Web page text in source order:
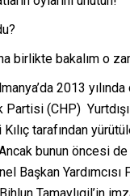
birlikte bakalım o
2013
Partisi (CHP)
tarafından
bunun öncesi de
Başkan
Tamaylıgil’in